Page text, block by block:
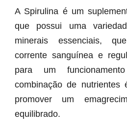
A Spirulina é um
que possui uma
minerais essenciais,
corrente sanguínea e
para um
combinação de nutrientes
promover um
equilibrado.